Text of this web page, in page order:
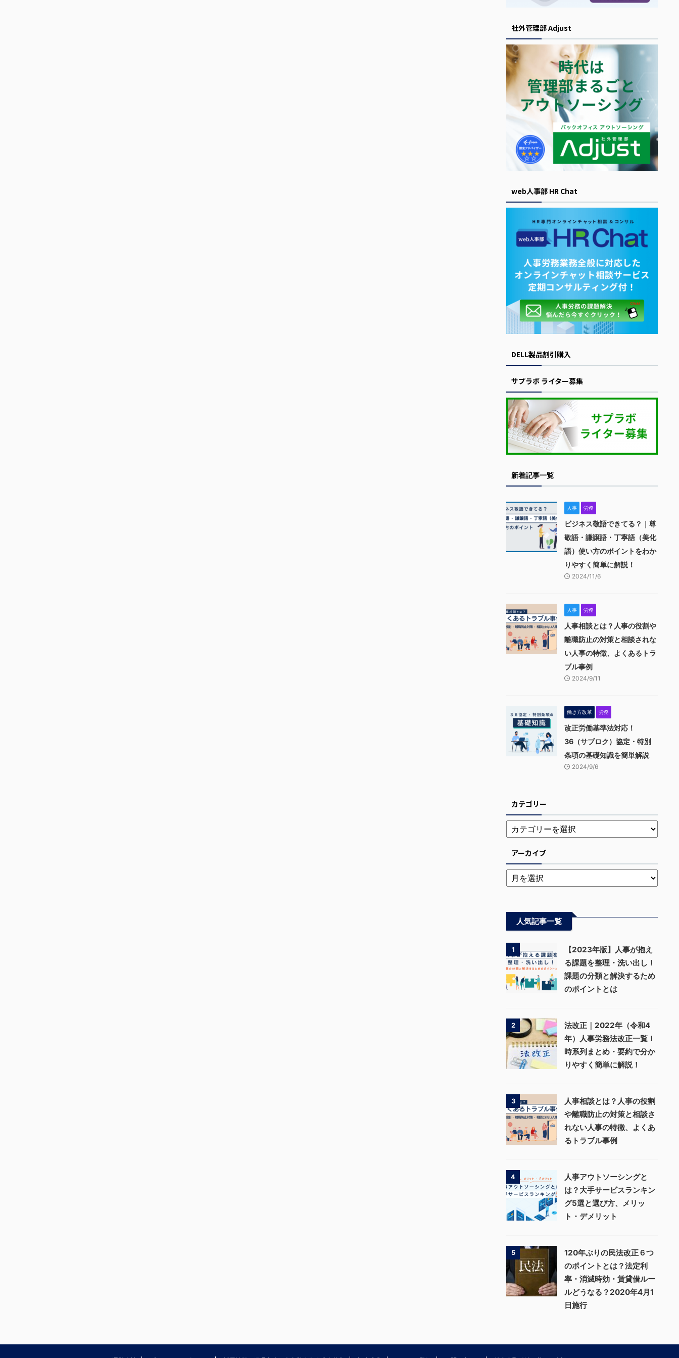
社外管理部 Adjust
web人事部 HR Chat
DELL製品割引購入
サプラボ ライター募集
新着記事一覧
人事 労務
ビジネス敬語できてる？｜尊
敬語・謙譲語・丁寧語（美化
語）使い方のポイントをわか
りやすく簡単に解説！
2024/11/6
人事 労務
人事相談とは？人事の役割や
離職防止の対策と相談されな
い人事の特徴、よくあるトラ
ブル事例
2024/9/11
働き方改革 労務
改正労働基準法対応！
36（サブロク）協定・特別
条項の基礎知識を簡単解説
2024/9/6
カテゴリー
アーカイブ
人気記事一覧
1
【2023年版】人事が抱え
る課題を整理・洗い出し！
課題の分類と解決するため
のポイントとは
2
法改正｜2022年（令和4
年）人事労務法改正一覧！
時系列まとめ・要約で分か
りやすく簡単に解説！
3
人事相談とは？人事の役割
や離職防止の対策と相談さ
れない人事の特徴、よくあ
るトラブル事例
4
人事アウトソーシングと
は？大手サービスランキン
グ5選と選び方、メリッ
ト・デメリット
5
120年ぶりの民法改正６つ
のポイントとは？法定利
率・消滅時効・賃貸借ルー
ルどうなる？2020年4月1
日施行